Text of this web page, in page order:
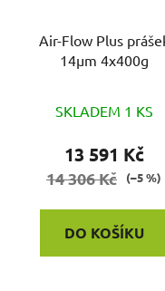
Air-Flow Plus prášek
14µm 4x400g
SKLADEM 1 KS
13 591 Kč
14 306 Kč (–5 %)
DO KOŠÍKU